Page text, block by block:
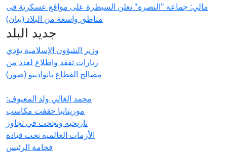
مالي: جماعة "النصرة" تعلن السيطرة على مواقع عسكرية فى
مناطق واسعة من البلاد (بيان)
جديد البلد
وزير الشؤون الإسلامية يؤدي
زيارات تفقد واطلاع لعدد من
مصالح القطاع بانواذيبو (صور)
محمد الغالي ولد المعيوف:
موريتانيا حققت مكاسب
تاريخية ونجحت في تجاوز
الأزمات العالمية تحت قيادة
فخامة الرئيس